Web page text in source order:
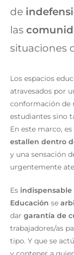
de
las
situaciones
Los espacios
atravesados por
conformación de
estudiantes sino
En este marco, es
estallen dentro
y una sensación
urgentemente
Es indispensable
Educación se
dar garantía de
trabajadores/as
tipo. Y que se